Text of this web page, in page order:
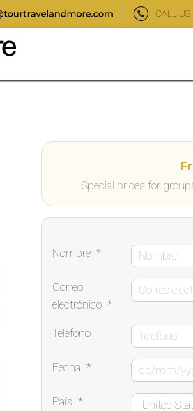
CALL US
Special prices for
Nombre *
Correo
electrónico *
Teléfono
Fecha *
País *